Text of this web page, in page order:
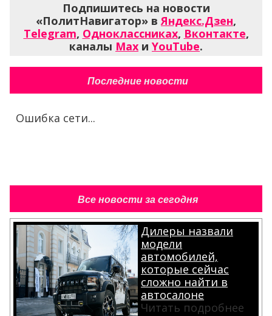
Подпишитесь на новости
«ПолитНавигатор» вЯндекс.Дзен,
Telegram, Одноклассниках, Вконтакте,
каналы Max и YouTube.
Последние новости
Ошибка сети...
Все новости за сегодня
Дилеры назвали
модели
автомобилей,
которые сейчас
сложно найти в
автосалоне
Читать подробнее